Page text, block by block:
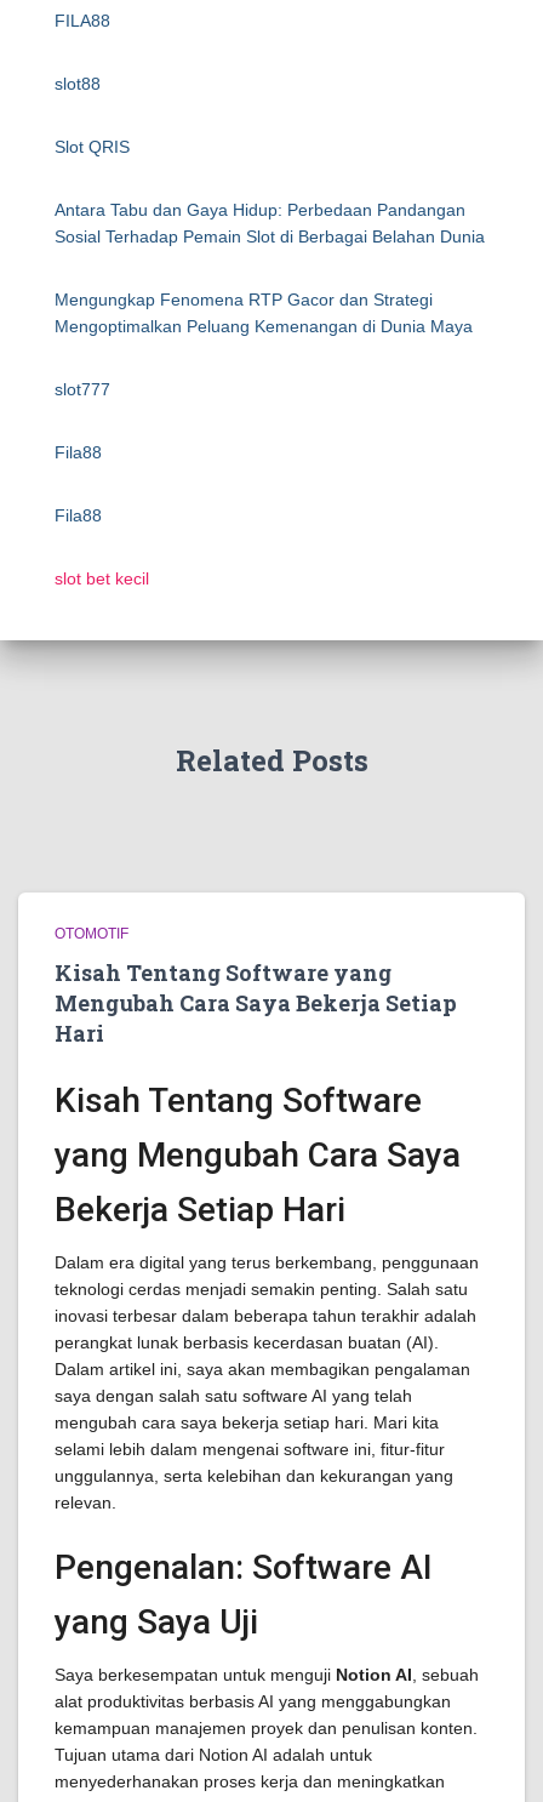
FILA88
slot88
Slot QRIS
Antara Tabu dan Gaya Hidup: Perbedaan Pandangan
Sosial Terhadap Pemain Slot di Berbagai Belahan Dunia
Mengungkap Fenomena RTP Gacor dan Strategi
Mengoptimalkan Peluang Kemenangan di Dunia Maya
slot777
Fila88
Fila88
slot bet kecil
Related Posts
OTOMOTIF
Kisah Tentang Software yang
Mengubah Cara Saya Bekerja Setiap
Hari
Kisah Tentang Software
yang Mengubah Cara Saya
Bekerja Setiap Hari
Dalam era digital yang terus berkembang, penggunaan
teknologi cerdas menjadi semakin penting. Salah satu
inovasi terbesar dalam beberapa tahun terakhir adalah
perangkat lunak berbasis kecerdasan buatan (AI).
Dalam artikel ini, saya akan membagikan pengalaman
saya dengan salah satu software AI yang telah
mengubah cara saya bekerja setiap hari. Mari kita
selami lebih dalam mengenai software ini, fitur-fitur
unggulannya, serta kelebihan dan kekurangan yang
relevan.
Pengenalan: Software AI
yang Saya Uji
Saya berkesempatan untuk menguji Notion AI , sebuah
alat produktivitas berbasis AI yang menggabungkan
kemampuan manajemen proyek dan penulisan konten.
Tujuan utama dari Notion AI adalah untuk
menyederhanakan proses kerja dan meningkatkan